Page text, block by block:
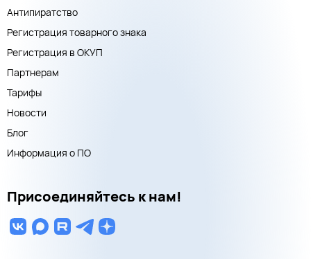
Антипиратство
Регистрация товарного знака
Регистрация в ОКУП
Партнерам
Тарифы
Новости
Блог
Информация о ПО
Присоединяйтесь к нам!